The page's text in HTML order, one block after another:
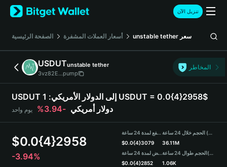
English
日本語
Русский
Español (Latinoamérica)
Türkçe
Deutsch
简体中文
Português (Portugal)
Bahasa Indonesia
تنزيل الآن
الصفحة الرئيسية أسعار العملات المشفرة unstable tether سعر
USDUTunstable tether
3vz82E...pump
المخاطر
USDUT إلى الدولار الأمريكي: 1 USDUT = 0.0{4}2958$
دولار أمريكي -3.94% يوم واحد
$0.0{4}2958
-3.94%
مرتفع لمدة 24 ساعة
$0.0{4}3079
منخفض لمدة 24 ساعة
$0.0{4}2852
الحجم خلال 24 ساعة (USDUT)
36.11M
الحجم طوال 24 ساعة(USDT)
1.06K